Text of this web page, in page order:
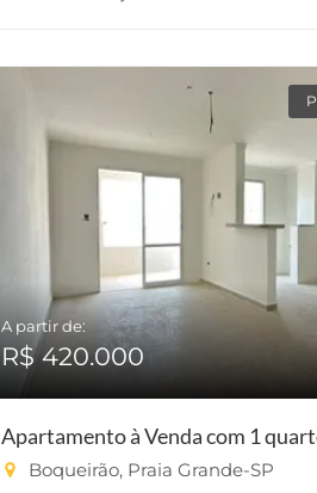
A partir de:
R$ 420.000
Apartamento à Venda com 1
Boqueirão, Praia Grande-SP